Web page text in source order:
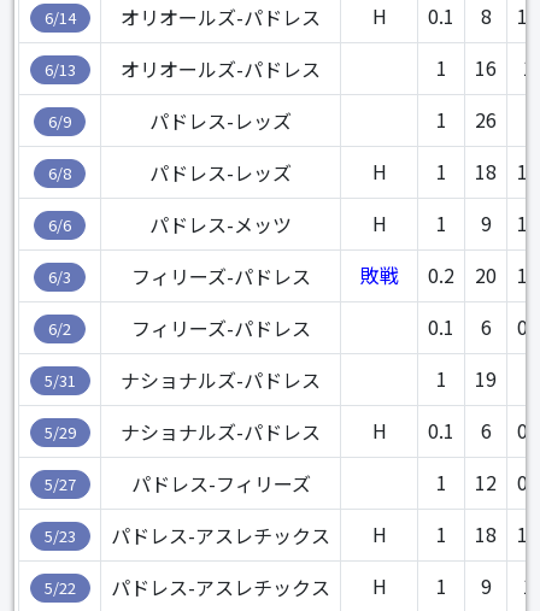
6/14 オリオールズ-パドレス H 0.1 8
6/13 オリオールズ-パドレス 1 16
6/9 パドレス-レッズ 1 26
6/8 パドレス-レッズ H 1 18
6/6 パドレス-メッツ H 1 9
6/3 フィリーズ-パドレス 敗戦 0.2 20
6/2 フィリーズ-パドレス 0.1 6
5/31 ナショナルズ-パドレス 1 19
5/29 ナショナルズ-パドレス H 0.1 6
5/27 パドレス-フィリーズ 1 12
5/23 パドレス-アスレチックス H 1 18
5/22 パドレス-アスレチックス H 1 9